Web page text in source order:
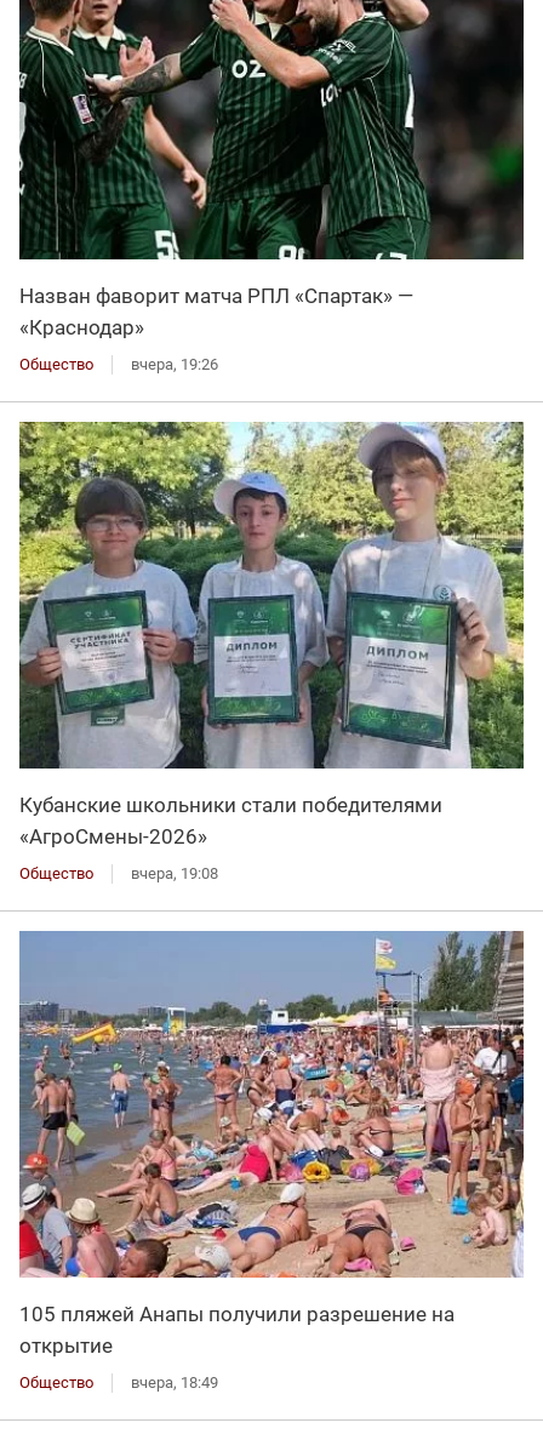
Назван фаворит матча РПЛ «Спартак» —
«Краснодар»
Общество вчера, 19:26
Кубанские школьники стали победителями
«АгроСмены-2026»
Общество вчера, 19:08
105 пляжей Анапы получили разрешение на
открытие
Общество вчера, 18:49